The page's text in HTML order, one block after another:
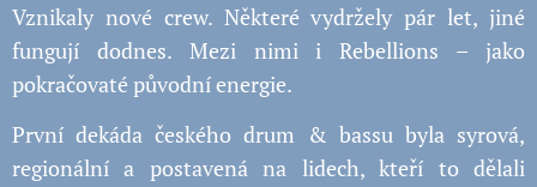
Vznikaly nové crew. Některé vydržely pár let, jiné
fungují dodnes. Mezi nimi i Rebellions – jako
pokračovaté původní energie.
První dekáda českého drum & bassu byla syrová,
regionální a postavená na lidech, kteří to dělali